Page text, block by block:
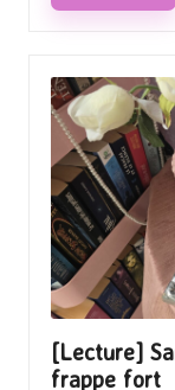
[Lecture]
frappe fort